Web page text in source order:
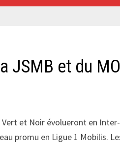
JSMB et du
et Noir évolueront en
promu en Ligue 1 Mobilis.